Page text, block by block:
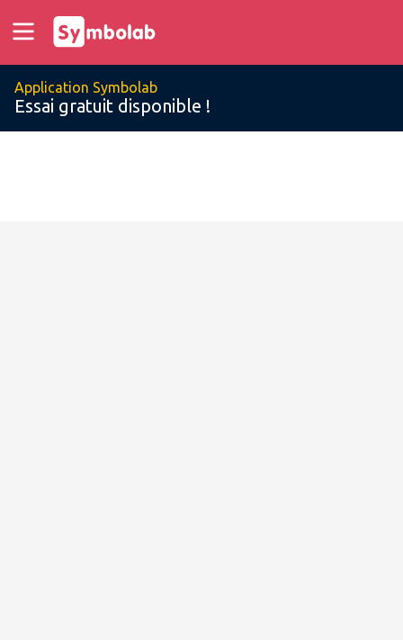
Application Symbolab
Essai gratuit disponible !